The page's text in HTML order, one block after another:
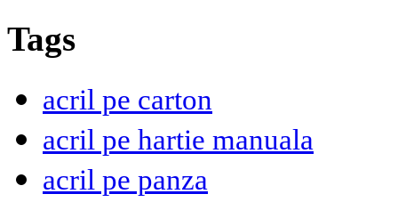
Tags
acril pe carton
acril pe hartie manuala
acril pe panza